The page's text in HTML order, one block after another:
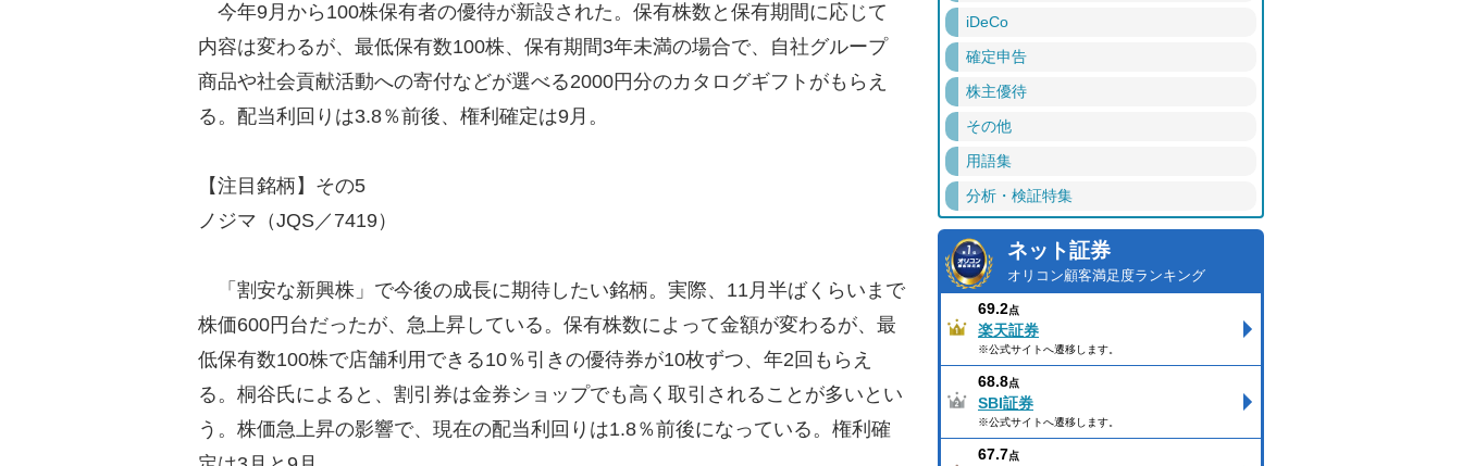
今年9月から100株保有者の優待が新設された。保有株数と保有期間に応じて
内容は変わるが、最低保有数100株、保有期間3年未満の場合で、自社グループ
商品や社会貢献活動への寄付などが選べる2000円分のカタログギフトがもらえ
る。配当利回りは3.8％前後、権利確定は9月。
【注目銘柄】その5
ノジマ（JQS／7419）
「割安な新興株」で今後の成長に期待したい銘柄。実際、11月半ばくらいまで
株価600円台だったが、急上昇している。保有株数によって金額が変わるが、最
低保有数100株で店舗利用できる10％引きの優待券が10枚ずつ、年2回もらえ
る。桐谷氏によると、割引券は金券ショップでも高く取引されることが多いとい
う。株価急上昇の影響で、現在の配当利回りは1.8％前後になっている。権利確
iDeCo
確定申告
株主優待
その他
用語集
分析・検証特集
ネット証券
オリコン顧客満足度ランキング
69.2点
楽天証券
※公式サイトへ遷移します。
68.8点
SBI証券
※公式サイトへ遷移します。
67.7点